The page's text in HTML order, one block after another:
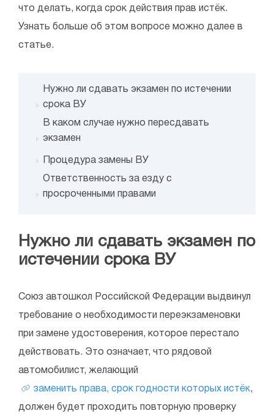
что делать, когда срок действия прав истёк.
Узнать больше об этом вопросе можно далее в
статье.
Нужно ли сдавать экзамен по истечении
срока ВУ
В каком случае нужно пересдавать
экзамен
Процедура замены ВУ
Ответственность за езду с
просроченными правами
Нужно ли сдавать экзамен по
истечении срока ВУ
Союз автошкол Российской Федерации выдвинул
требование о необходимости переэкзаменовки
при замене удостоверения, которое перестало
действовать. Это означает, что рядовой
автомобилист, желающий
заменить права, срок годности которых истёк,
должен будет проходить повторную проверку